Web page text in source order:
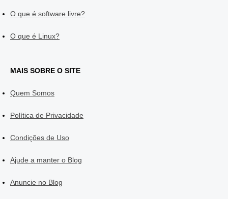
O que é software livre?
O que é Linux?
MAIS SOBRE O SITE
Quem Somos
Política de Privacidade
Condições de Uso
Ajude a manter o Blog
Anuncie no Blog